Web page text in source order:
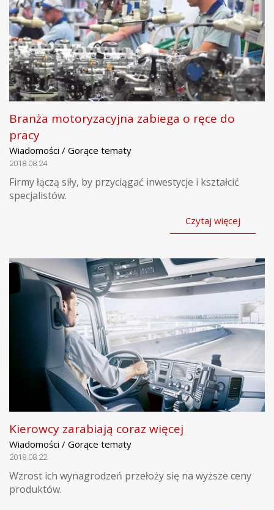
Branża motoryzacyjna zabiega o ręce do
pracy
Wiadomości / Gorące tematy
2018.08.24
Firmy łączą siły, by przyciągać inwestycje i kształcić
specjalistów.
Czytaj więcej
Kierowcy zarabiają coraz więcej
Wiadomości / Gorące tematy
2018.08.22
Wzrost ich wynagrodzeń przełoży się na wyższe ceny
produktów.